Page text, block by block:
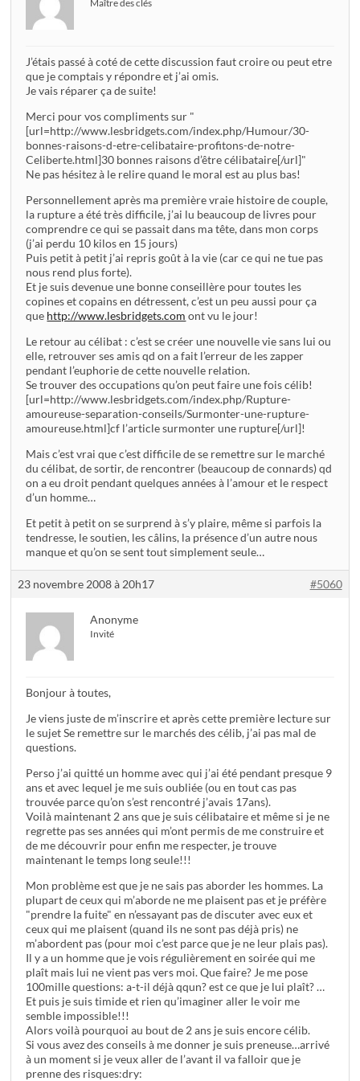
Maître des clés
J’étais passé à coté de cette discussion faut croire ou peut etre
que je comptais y répondre et j’ai omis.
Je vais réparer ça de suite!
Merci pour vos compliments sur "
[url=http://www.lesbridgets.com/index.php/Humour/30-
bonnes-raisons-d-etre-celibataire-profitons-de-notre-
Celiberte.html]30 bonnes raisons d’être célibataire[/url]"
Ne pas hésitez à le relire quand le moral est au plus bas!
Personnellement après ma première vraie histoire de couple,
la rupture a été très difficile, j’ai lu beaucoup de livres pour
comprendre ce qui se passait dans ma tête, dans mon corps
(j’ai perdu 10 kilos en 15 jours)
Puis petit à petit j’ai repris goût à la vie (car ce qui ne tue pas
nous rend plus forte).
Et je suis devenue une bonne conseillère pour toutes les
copines et copains en détressent, c’est un peu aussi pour ça
que http://www.lesbridgets.com ont vu le jour!
Le retour au célibat : c’est se créer une nouvelle vie sans lui ou
elle, retrouver ses amis qd on a fait l’erreur de les zapper
pendant l’euphorie de cette nouvelle relation.
Se trouver des occupations qu’on peut faire une fois célib!
[url=http://www.lesbridgets.com/index.php/Rupture-
amoureuse-separation-conseils/Surmonter-une-rupture-
amoureuse.html]cf l’article surmonter une rupture[/url]!
Mais c’est vrai que c’est difficile de se remettre sur le marché
du célibat, de sortir, de rencontrer (beaucoup de connards) qd
on a eu droit pendant quelques années à l’amour et le respect
d’un homme…
Et petit à petit on se surprend à s’y plaire, même si parfois la
tendresse, le soutien, les câlins, la présence d’un autre nous
manque et qu’on se sent tout simplement seule…
23 novembre 2008 à 20h17 #5060
Anonyme
Invité
Bonjour à toutes,
Je viens juste de m’inscrire et après cette première lecture sur
le sujet Se remettre sur le marchés des célib, j’ai pas mal de
questions.
Perso j’ai quitté un homme avec qui j’ai été pendant presque 9
ans et avec lequel je me suis oubliée (ou en tout cas pas
trouvée parce qu’on s’est rencontré j’avais 17ans).
Voilà maintenant 2 ans que je suis célibataire et même si je ne
regrette pas ses années qui m’ont permis de me construire et
de me découvrir pour enfin me respecter, je trouve
maintenant le temps long seule!!!
Mon problème est que je ne sais pas aborder les hommes. La
plupart de ceux qui m’aborde ne me plaisent pas et je préfère
"prendre la fuite" en n’essayant pas de discuter avec eux et
ceux qui me plaisent (quand ils ne sont pas déjà pris) ne
m’abordent pas (pour moi c’est parce que je ne leur plais pas).
Il y a un homme que je vois régulièrement en soirée qui me
plaît mais lui ne vient pas vers moi. Que faire? Je me pose
100mille questions: a-t-il déjà qqun? est ce que je lui plaît? …
Et puis je suis timide et rien qu’imaginer aller le voir me
semble impossible!!!
Alors voilà pourquoi au bout de 2 ans je suis encore célib.
Si vous avez des conseils à me donner je suis preneuse…arrivé
à un moment si je veux aller de l’avant il va falloir que je
prenne des risques:dry: